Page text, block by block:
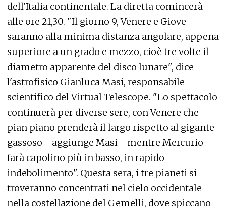
dell'Italia continentale. La diretta comincerà
alle ore 21,30. "Il giorno 9, Venere e Giove
saranno alla minima distanza angolare, appena
superiore a un grado e mezzo, cioè tre volte il
diametro apparente del disco lunare", dice
l'astrofisico Gianluca Masi, responsabile
scientifico del Virtual Telescope. "Lo spettacolo
continuerà per diverse sere, con Venere che
pian piano prenderà il largo rispetto al gigante
gassoso - aggiunge Masi - mentre Mercurio
farà capolino più in basso, in rapido
indebolimento". Questa sera, i tre pianeti si
troveranno concentrati nel cielo occidentale
nella costellazione del Gemelli, dove spiccano